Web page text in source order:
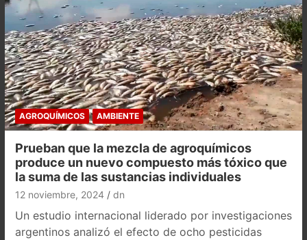
AGROQUÍMICOS AMBIENTE
Prueban que la mezcla de agroquímicos
produce un nuevo compuesto más tóxico que
la suma de las sustancias individuales
12 noviembre, 2024 dn
Un estudio internacional liderado por investigaciones
argentinos analizó el efecto de ocho pesticidas